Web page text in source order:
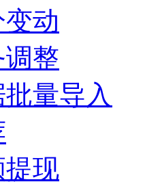
动
整
量导入
现